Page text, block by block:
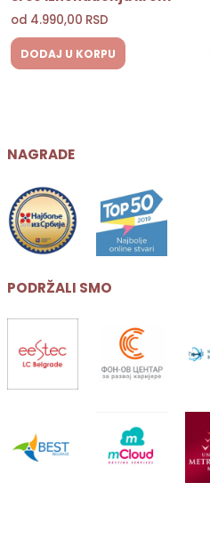
od 4.990,00 RSD
DODAJ U KORPU
NAGRADE
PODRŽALI SMO